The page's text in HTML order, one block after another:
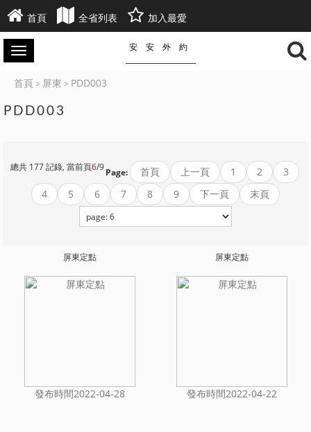
首頁 全省列表 加入最愛
安安外約
首頁> 屏東 > PDD003
PDD003
Page:
總共 177 記錄, 當前頁6/9 首頁 上一頁 1 2
3
4
5 6 7 8 9 下一頁 末頁
屏東定點
發布時間2022-04-28
屏東定點
發布時間2022-04-22